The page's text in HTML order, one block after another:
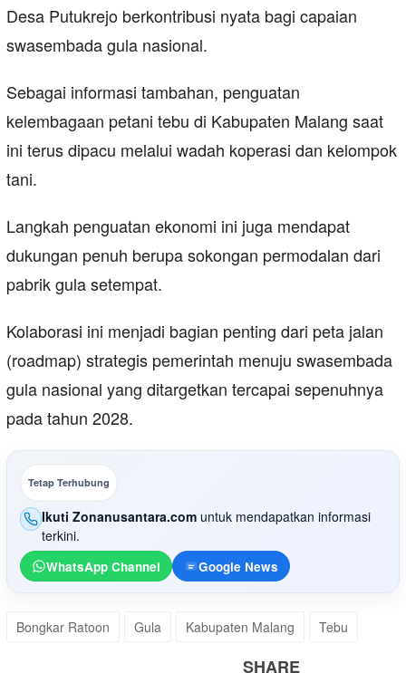
Desa Putukrejo berkontribusi nyata bagi capaian
swasembada gula nasional.
Sebagai informasi tambahan, penguatan
kelembagaan petani tebu di Kabupaten Malang saat
ini terus dipacu melalui wadah koperasi dan kelompok
tani.
Langkah penguatan ekonomi ini juga mendapat
dukungan penuh berupa sokongan permodalan dari
pabrik gula setempat.
Kolaborasi ini menjadi bagian penting dari peta jalan
(roadmap) strategis pemerintah menuju swasembada
gula nasional yang ditargetkan tercapai sepenuhnya
pada tahun 2028.
Tetap Terhubung
Ikuti Zonanusantara.com untuk mendapatkan informasi
terkini.
WhatsApp Channel Google News
Bongkar Ratoon Gula Kabupaten Malang Tebu
SHARE